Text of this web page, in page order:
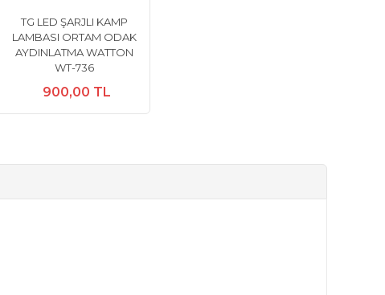
TG LED ŞARJLI KAMP
LAMBASI ORTAM ODAK
AYDINLATMA WATTON
WT-736
900,00 TL